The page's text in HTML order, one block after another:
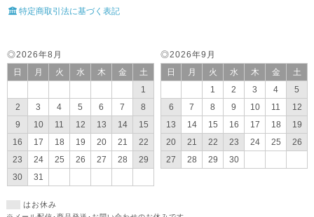
特定商取引法に基づく表記
◎2026年9月
日
月 火 水 木 金
土
1
2 3 4
5
6
7 8 9 10 11
12
13
14 15 16 17 18
19
20
21 22 23 24 25
26
27
28 29 30
◎2026年8月
日
月 火 水 木 金
土
1
2
3 4 5 6 7
8
9
10 11 12 13 14
15
16
17 18 19 20 21
22
23
24 25 26 27 28
29
30
31
はお休み